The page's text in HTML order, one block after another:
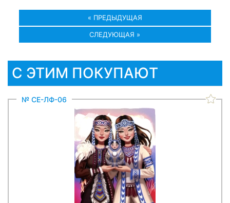
« ПРЕДЫДУЩАЯ
СЛЕДУЮЩАЯ »
С ЭТИМ ПОКУПАЮТ
№ СЕ-ЛФ-06